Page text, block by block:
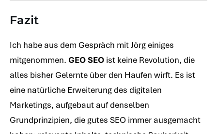
Fazit
Ich habe aus dem Gespräch mit Jörg einiges
mitgenommen. GEO SEO ist keine Revolution, die
alles bisher Gelernte über den Haufen wirft. Es ist
eine natürliche Erweiterung des digitalen
Marketings, aufgebaut auf denselben
Grundprinzipien, die gutes SEO immer ausgemacht